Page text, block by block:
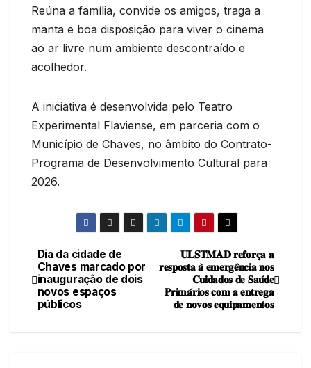
Reúna a família, convide os amigos, traga a
manta e boa disposição para viver o cinema
ao ar livre num ambiente descontraído e
acolhedor.
A iniciativa é desenvolvida pelo Teatro
Experimental Flaviense, em parceria com o
Município de Chaves, no âmbito do Contrato-
Programa de Desenvolvimento Cultural para
2026.
Navegação
de
artigos
𝐔𝐋𝐒𝐓𝐌𝐀𝐃 𝐫𝐞𝐟𝐨𝐫𝐜̧𝐚 𝐚
𝐫𝐞𝐬𝐩𝐨𝐬𝐭𝐚 𝐚̀ 𝐞𝐦𝐞𝐫𝐠𝐞̂𝐧𝐜𝐢𝐚 𝐧𝐨𝐬
𝐂𝐮𝐢𝐝𝐚𝐝𝐨𝐬 𝐝𝐞 𝐒𝐚𝐮́𝐝𝐞
𝐏𝐫𝐢𝐦𝐚́𝐫𝐢𝐨𝐬 𝐜𝐨𝐦 𝐚 𝐞𝐧𝐭𝐫𝐞𝐠𝐚
𝐝𝐞 𝐧𝐨𝐯𝐨𝐬 𝐞𝐪𝐮𝐢𝐩𝐚𝐦𝐞𝐧𝐭𝐨𝐬
Dia da cidade de
Chaves marcado por
inauguração de dois
novos espaços
públicos